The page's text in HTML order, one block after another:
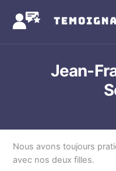
content
Jean-
Nous avons toujours
avec nos deux filles.